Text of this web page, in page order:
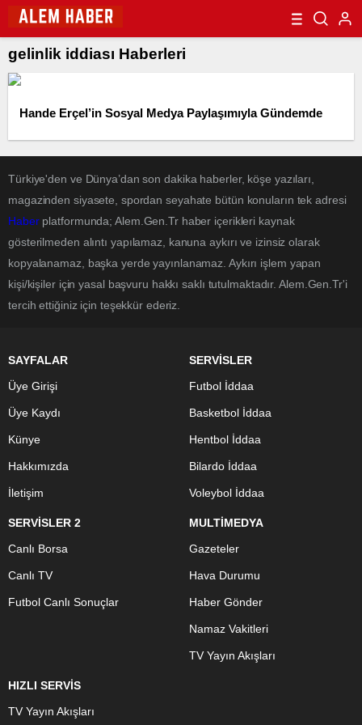
gelinlik iddiası Haberleri
Hande Erçel’in Sosyal Medya Paylaşımıyla Gündemde
Türkiye'den ve Dünya’dan son dakika haberler, köşe yazıları,
magazinden siyasete, spordan seyahate bütün konuların tek adresi
Haberplatformunda; Alem.Gen.Tr haber içerikleri kaynak
gösterilmeden alıntı yapılamaz, kanuna aykırı ve izinsiz olarak
kopyalanamaz, başka yerde yayınlanamaz. Aykırı işlem yapan
kişi/kişiler için yasal başvuru hakkı saklı tutulmaktadır. Alem.Gen.Tr'i
tercih ettiğiniz için teşekkür ederiz.
SAYFALAR
Üye Girişi
Üye Kaydı
Künye
Hakkımızda
İletişim
SERVİSLER
Futbol İddaa
Basketbol İddaa
Hentbol İddaa
Bilardo İddaa
Voleybol İddaa
SERVİSLER 2
Canlı Borsa
Canlı TV
Futbol Canlı Sonuçlar
MULTİMEDYA
Gazeteler
Hava Durumu
Haber Gönder
Namaz Vakitleri
TV Yayın Akışları
HIZLI SERVİS
TV Yayın Akışları